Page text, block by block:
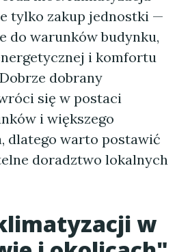
tylko zakup jednostki —
do warunków budynku,
i komfortu
dobrany
się w postaci
i większego
dlatego warto postawić
doradztwo lokalnych
w